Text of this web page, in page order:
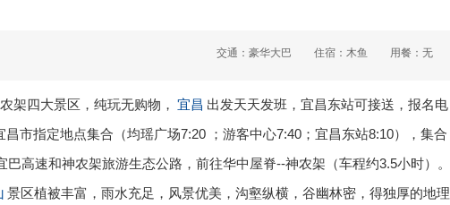
用餐：无
住宿：木鱼
交通：豪华大巴
架四大景区，纯玩无购物， 宜昌 出发天天发班，宜昌东站可接送，报名电
市指定地点集合（均瑶广场7:20 ；游客中心7:40；宜昌东站8:10），集合
高速和神农架旅游生态公路，前往华中屋脊--神农架（车程约3.5小时）。
景区植被丰富，雨水充足，风景优美，沟壑纵横，谷幽林密，得独厚的地理